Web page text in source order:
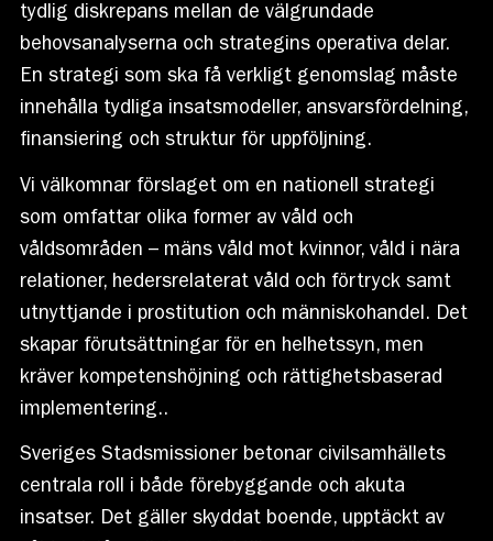
tydlig diskrepans mellan de välgrundade
behovsanalyserna och strategins operativa delar.
En strategi som ska få verkligt genomslag måste
innehålla tydliga insatsmodeller, ansvarsfördelning,
finansiering och struktur för uppföljning.
Vi välkomnar förslaget om en nationell strategi
som omfattar olika former av våld och
våldsområden – mäns våld mot kvinnor, våld i nära
relationer, hedersrelaterat våld och förtryck samt
utnyttjande i prostitution och människohandel. Det
skapar förutsättningar för en helhetssyn, men
kräver kompetenshöjning och rättighetsbaserad
implementering..
Sveriges Stadsmissioner betonar civilsamhällets
centrala roll i både förebyggande och akuta
insatser. Det gäller skyddat boende, upptäckt av